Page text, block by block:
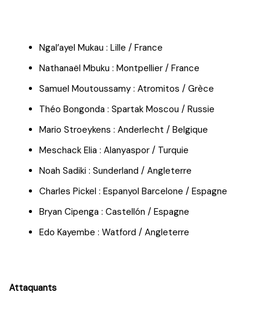
Ngal’ayel Mukau : Lille / France
Nathanaël Mbuku : Montpellier / France
Samuel Moutoussamy : Atromitos / Grèce
Théo Bongonda : Spartak Moscou / Russie
Mario Stroeykens : Anderlecht / Belgique
Meschack Elia : Alanyaspor / Turquie
Noah Sadiki : Sunderland / Angleterre
Charles Pickel : Espanyol Barcelone / Espagne
Bryan Cipenga : Castellón / Espagne
Edo Kayembe : Watford / Angleterre
Attaquants